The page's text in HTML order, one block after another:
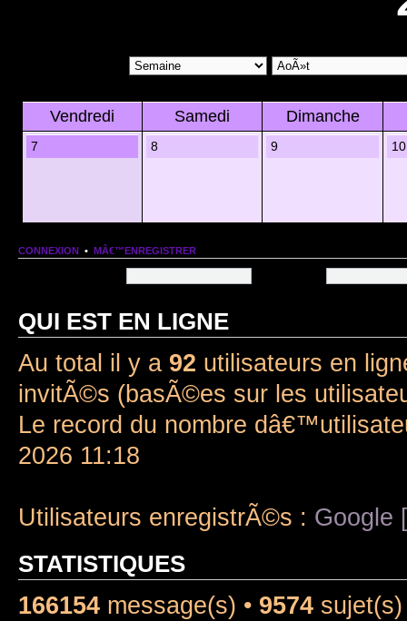
Vendredi Samedi Dimanche
7 8 9 10
CONNEXION • MÂ€™ENREGISTRER
QUI EST EN LIGNE
Au total il y a 92 utilisateurs en
invitÃ©s (basÃ©es sur les
Le record du nombre
2026 11:18
Utilisateurs enregistrÃ©s : Google
STATISTIQUES
166154 message(s) • 9574